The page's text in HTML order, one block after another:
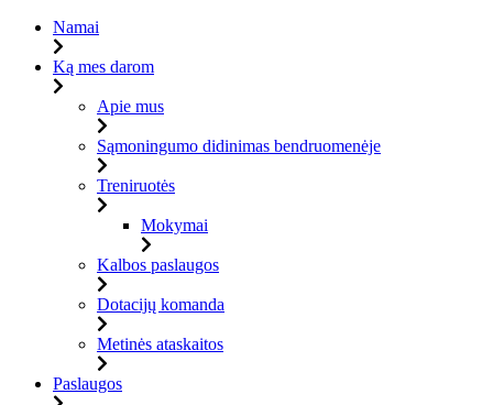
Namai
Ką mes darom
Apie mus
Sąmoningumo didinimas bendruomenėje
Treniruotės
Mokymai
Kalbos paslaugos
Dotacijų komanda
Metinės ataskaitos
Paslaugos